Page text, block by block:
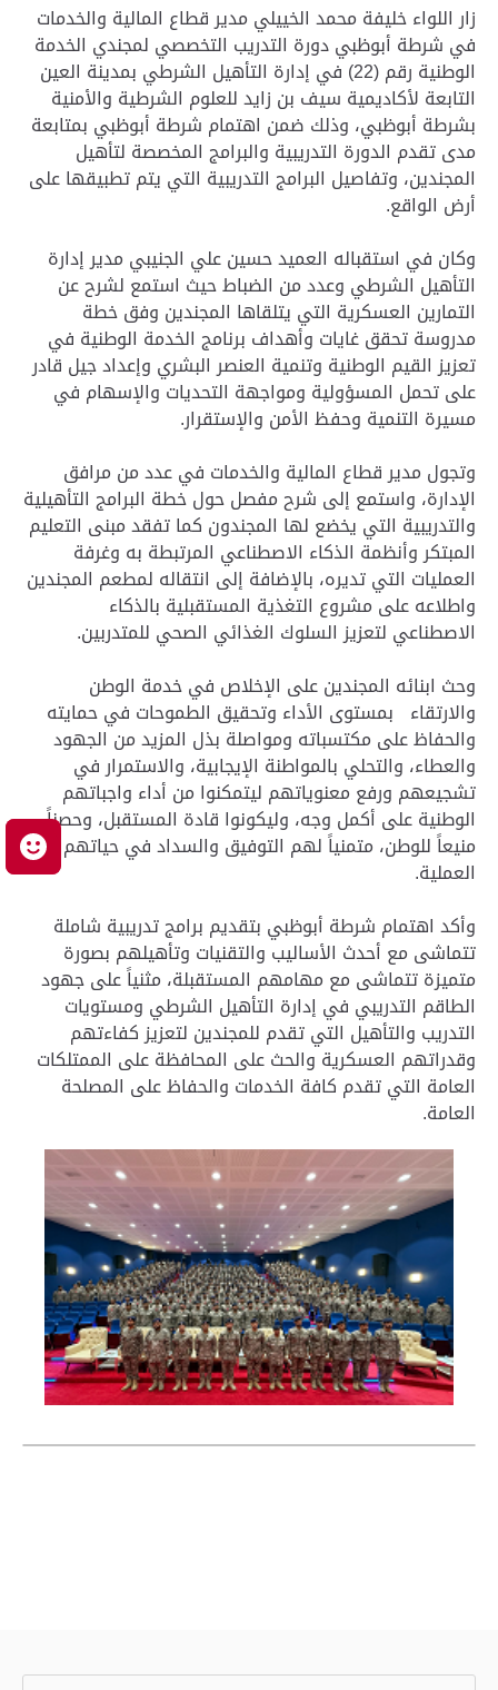
زار اللواء خليفة محمد الخييلي مدير قطاع المالية والخدمات
في شرطة أبوظبي دورة التدريب التخصصي لمجندي الخدمة
الوطنية رقم (22) في إدارة التأهيل الشرطي بمدينة العين
التابعة لأكاديمية سيف بن زايد للعلوم الشرطية والأمنية
بشرطة أبوظبي، وذلك ضمن اهتمام شرطة أبوظبي بمتابعة
مدى تقدم الدورة التدريبية والبرامج المخصصة لتأهيل
المجندين، وتفاصيل البرامج التدريبية التي يتم تطبيقها على
أرض الواقع.
وكان في استقباله العميد حسين علي الجنيبي مدير إدارة
التأهيل الشرطي وعدد من الضباط حيث استمع لشرح عن
التمارين العسكرية التي يتلقاها المجندين وفق خطة
مدروسة تحقق غايات وأهداف برنامج الخدمة الوطنية في
تعزيز القيم الوطنية وتنمية العنصر البشري وإعداد جيل قادر
على تحمل المسؤولية ومواجهة التحديات والإسهام في
مسيرة التنمية وحفظ الأمن والإستقرار.
وتجول مدير قطاع المالية والخدمات في عدد من مرافق
الإدارة، واستمع إلى شرح مفصل حول خطة البرامج التأهيلية
والتدريبية التي يخضع لها المجندون كما تفقد مبنى التعليم
المبتكر وأنظمة الذكاء الاصطناعي المرتبطة به وغرفة
العمليات التي تديره، بالإضافة إلى انتقاله لمطعم المجندين
واطلاعه على مشروع التغذية المستقبلية بالذكاء
الاصطناعي لتعزيز السلوك الغذائي الصحي للمتدربين.
وحث ابنائه المجندين على الإخلاص في خدمة الوطن
والارتقاء بمستوى الأداء وتحقيق الطموحات في حمايته
والحفاظ على مكتسباته ومواصلة بذل المزيد من الجهود
والعطاء، والتحلي بالمواطنة الإيجابية، والاستمرار في
تشجيعهم ورفع معنوياتهم ليتمكنوا من أداء واجباتهم
الوطنية على أكمل وجه، وليكونوا قادة المستقبل، وحصناً
منيعاً للوطن، متمنياً لهم التوفيق والسداد في حياتهم
العملية.
وأكد اهتمام شرطة أبوظبي بتقديم برامج تدريبية شاملة
تتماشى مع أحدث الأساليب والتقنيات وتأهيلهم بصورة
متميزة تتماشى مع مهامهم المستقبلة، مثنياً على جهود
الطاقم التدريبي في إدارة التأهيل الشرطي ومستويات
التدريب والتأهيل التي تقدم للمجندين لتعزيز كفاءتهم
وقدراتهم العسكرية والحث على المحافظة على الممتلكات
العامة التي تقدم كافة الخدمات والحفاظ على المصلحة
العامة.